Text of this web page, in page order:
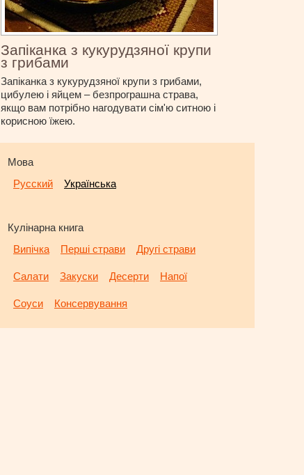
Запіканка з кукурудзяної крупи
з грибами
Запіканка з кукурудзяної крупи з грибами,
цибулею і яйцем – безпрограшна страва,
якщо вам потрібно нагодувати сім'ю ситною і
корисною їжею.
Мова
Русский
Українська
Кулінарна книга
Випічка
Перші страви Другі страви
Салати Закуски Десерти Напої
Соуси Консервування